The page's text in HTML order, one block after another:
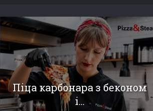
Піца карбонара з беконом
і...